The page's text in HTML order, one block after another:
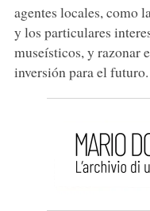
agentes locales, como
y los particulares
museísticos, y razonar
inversión para el futuro.